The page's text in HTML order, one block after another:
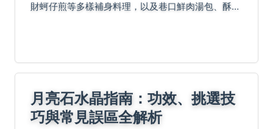
財蚵仔煎等多樣補身料理，以及巷口鮮肉湯包、酥炸
月亮石水晶指南：功效、挑選技
巧與常見誤區全解析